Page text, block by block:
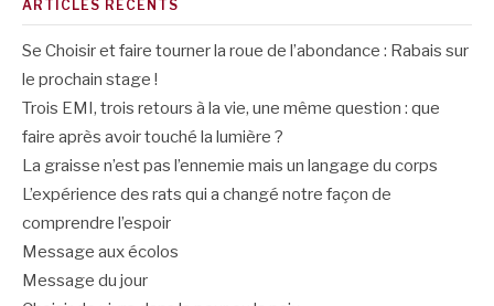
ARTICLES RÉCENTS
Se Choisir et faire tourner la roue de l’abondance : Rabais sur
le prochain stage !
Trois EMI, trois retours à la vie, une même question : que
faire après avoir touché la lumière ?
La graisse n’est pas l’ennemie mais un langage du corps
L’expérience des rats qui a changé notre façon de
comprendre l’espoir
Message aux écolos
Message du jour